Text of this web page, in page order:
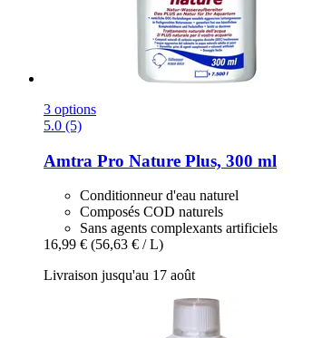
3 options
5.0 (5)
Amtra Pro Nature Plus, 300 ml
Conditionneur d'eau naturel
Composés COD naturels
Sans agents complexants artificiels
16,99 € (56,63 € / L)
Livraison jusqu'au 17 août